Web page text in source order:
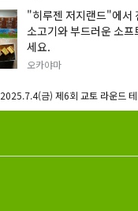
"히루젠 저지랜드"에서
소고기와 부드러운 소
세요.
오카야마
2025.7.4(금) 제6회 교토 라운드